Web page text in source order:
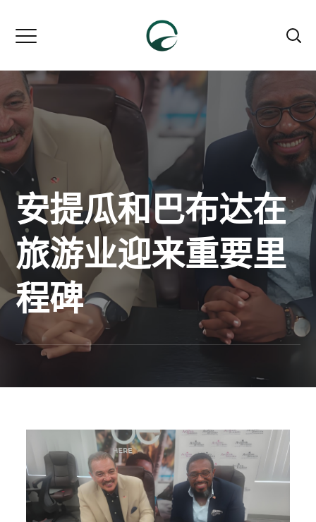
安提瓜和巴布达在
旅游业迎来重要里
程碑